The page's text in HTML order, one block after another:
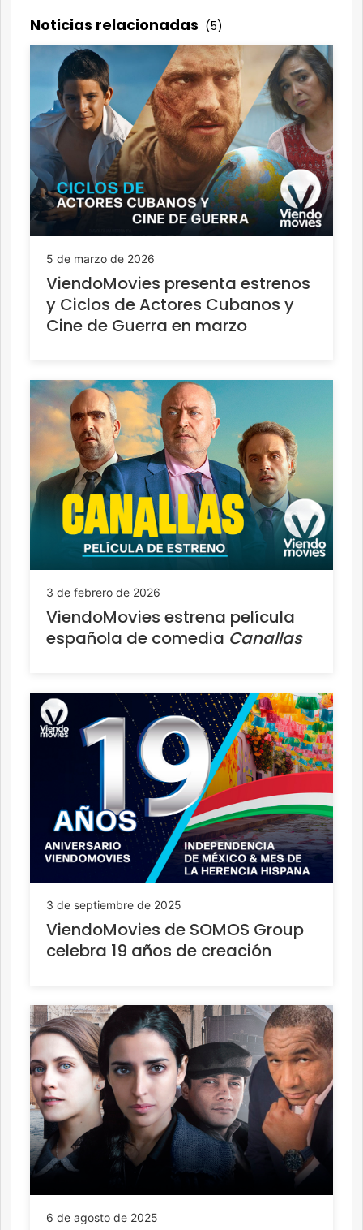
Noticias relacionadas (5)
5 de marzo de 2026
ViendoMovies presenta estrenos
y Ciclos de Actores Cubanos y
Cine de Guerra en marzo
3 de febrero de 2026
ViendoMovies estrena película
española de comedia Canallas
3 de septiembre de 2025
ViendoMovies de SOMOS Group
celebra 19 años de creación
6 de agosto de 2025